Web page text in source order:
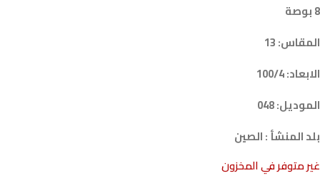
8 بوصة
المقاس: 13
الابعاد: 100/4
الموديل: 048
بلد المنشأ : الصين
غير متوفر في المخزون